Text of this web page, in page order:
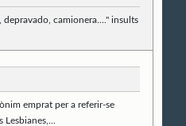
camionera...." insults
emprat per a referir-se